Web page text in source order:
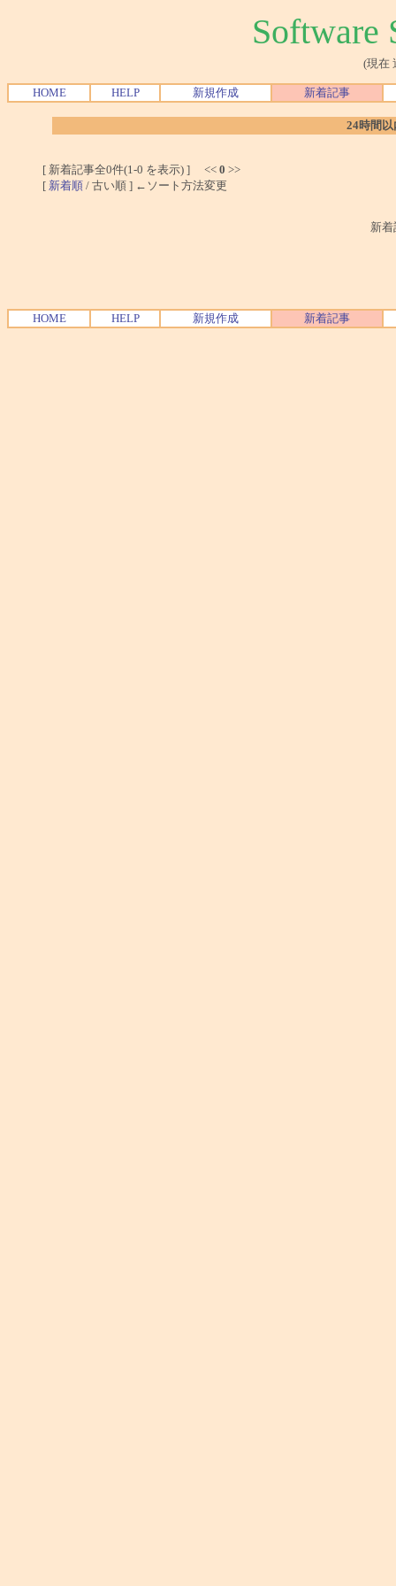
Software
(現在
HOME HELP 新規作成 新着記事
24時間
[ 新着記事全0件(1-0 を表示) ] << 0 >>
[ 新着順 / 古い順 ] ←ソート方法変更
新
HOME HELP 新規作成 新着記事